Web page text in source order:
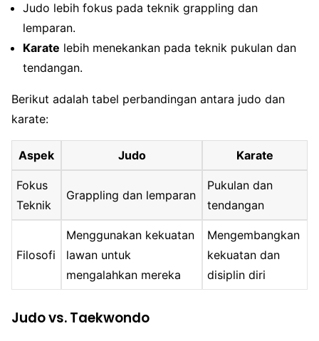
Judo lebih fokus pada teknik grappling dan
lemparan.
Karate lebih menekankan pada teknik pukulan dan
tendangan.
Berikut adalah tabel perbandingan antara judo dan
karate:
Aspek Judo Karate
Fokus
Teknik
Grappling dan lemparan
Pukulan dan
tendangan
Filosofi
Menggunakan kekuatan
lawan untuk
mengalahkan mereka
Mengembangkan
kekuatan dan
disiplin diri
Judo vs. Taekwondo